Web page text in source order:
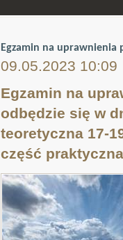
Egzamin na uprawnienia
09.05.2023 10:09
Egzamin na
odbędzie się w
teoretyczna 17-
część praktyczna